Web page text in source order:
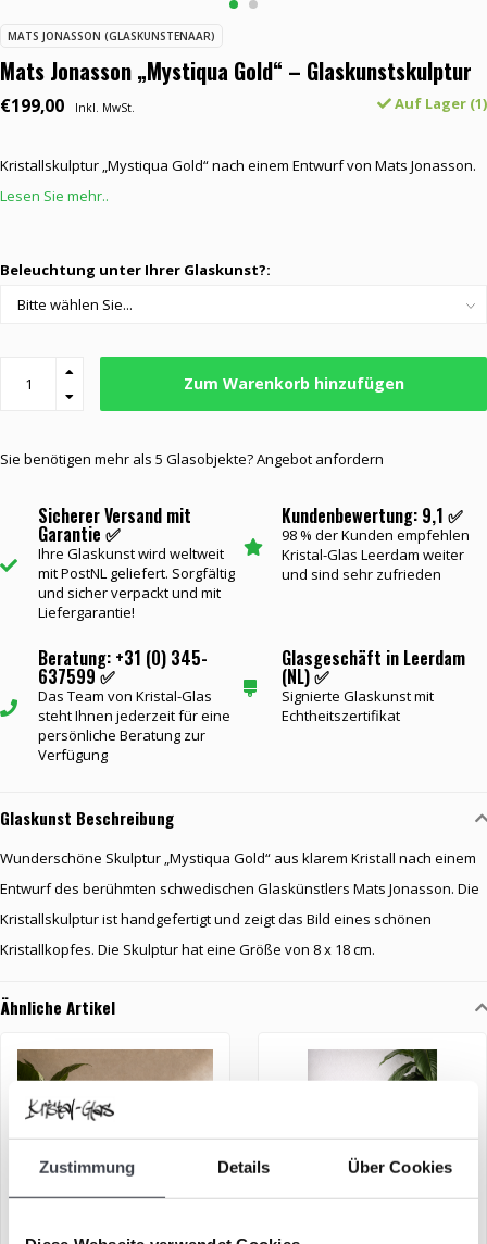
Zustimmung Details Über Cookies
MATS JONASSON (GLASKUNSTENAAR)
Mats Jonasson „Mystiqua Gold“ – Glaskunstskulptur
€199,00 Inkl. MwSt. Auf Lager (1)
Kristallskulptur „Mystiqua Gold“ nach einem Entwurf von Mats Jonasson.
Lesen Sie mehr..
Beleuchtung unter Ihrer Glaskunst?:
Zum Warenkorb hinzufügen
Sie benötigen mehr als 5 Glasobjekte? Angebot anfordern
Sicherer Versand mit
Garantie ✅
Ihre Glaskunst wird weltweit
mit PostNL geliefert. Sorgfältig
und sicher verpackt und mit
Liefergarantie!
Kundenbewertung: 9,1 ✅
98 % der Kunden empfehlen
Kristal-Glas Leerdam weiter
und sind sehr zufrieden
Beratung: +31 (0) 345-
637599 ✅
Das Team von Kristal-Glas
steht Ihnen jederzeit für eine
persönliche Beratung zur
Verfügung
Glasgeschäft in Leerdam
(NL) ✅
Signierte Glaskunst mit
Echtheitszertifikat
Glaskunst Beschreibung
Wunderschöne Skulptur „Mystiqua Gold“ aus klarem Kristall nach einem
Entwurf des berühmten schwedischen Glaskünstlers Mats Jonasson. Die
Kristallskulptur ist handgefertigt und zeigt das Bild eines schönen
Kristallkopfes. Die Skulptur hat eine Größe von 8 x 18 cm.
Ähnliche Artikel